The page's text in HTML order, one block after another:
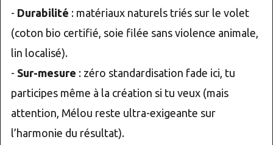
- Durabilité : matériaux naturels triés sur le volet
(coton bio certifié, soie filée sans violence animale,
lin localisé).
- Sur-mesure : zéro standardisation fade ici, tu
participes même à la création si tu veux (mais
attention, Mélou reste ultra-exigeante sur
l’harmonie du résultat).